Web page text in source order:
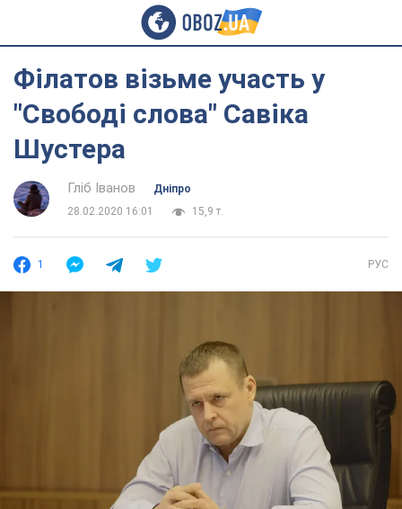
Філатов візьме участь у
"Свободі слова" Савіка
Шустера
Гліб Іванов
Дніпро
28.02.2020 16:01
15,9 т.
1 РУС